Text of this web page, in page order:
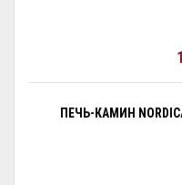
ПЕЧЬ-КАМИН